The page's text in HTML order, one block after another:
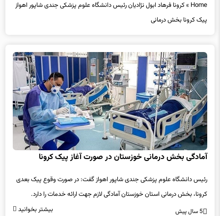
پیک کرونا بخش درمانی
آمادگی بخش درمانی خوزستان در صورت آغاز پیک کرونا
رئیس دانشگاه علوم پزشکی جندی شاپور اهواز گفت: در صورت وقوع پیک بعدی
کرونا، بخش درمانی استان خوزستان آمادگی لازم جهت ارائه خدمات را دارد.
5 سال پیش بیشتر بخوانید